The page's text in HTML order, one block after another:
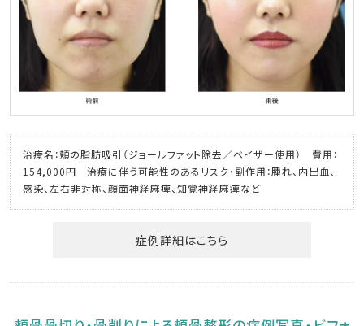
治療名：頬の脂肪吸引（ジョールファット除去／ベイザー使用） 費用：
154,000円 治療に伴う可能性のあるリスク・副作用：腫れ、内出血、
感染、左右非対称、顔面神経麻痺、知覚神経麻痺など
症例詳細はこちら